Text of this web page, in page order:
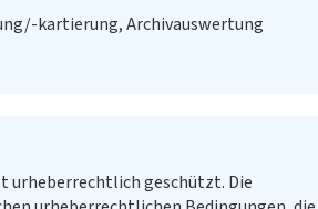
kartierung, Archivauswertung
urheberrechtlich geschützt. Die